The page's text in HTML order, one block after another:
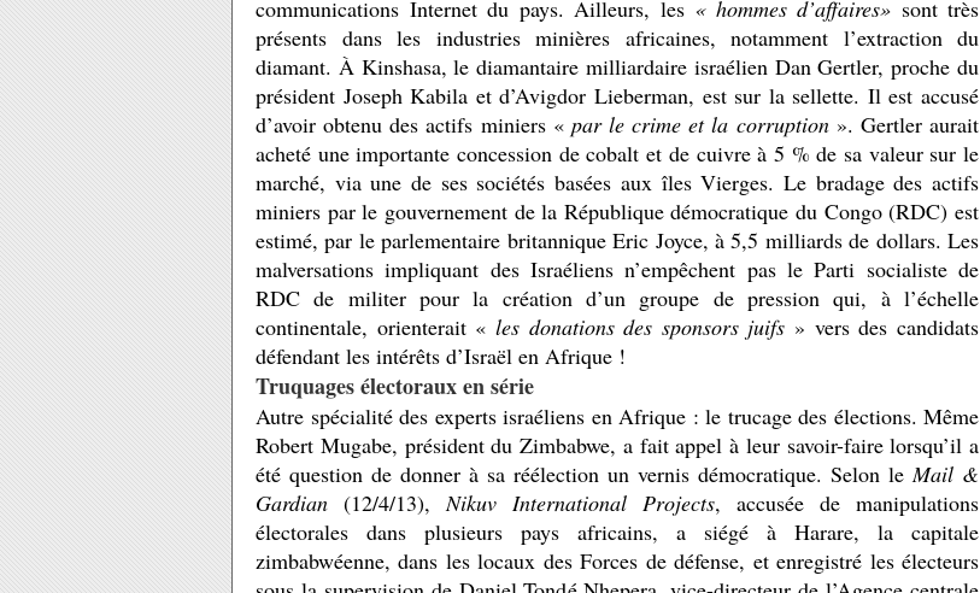
communications Internet du pays. Ailleurs, les « hommes d’affaires» sont très
présents dans les industries minières africaines, notamment l’extraction du
diamant. À Kinshasa, le diamantaire milliardaire israélien Dan Gertler, proche du
président Joseph Kabila et d’Avigdor Lieberman, est sur la sellette. Il est accusé
d’avoir obtenu des actifs miniers « par le crime et la corruption». Gertler aurait
acheté une importante concession de cobalt et de cuivre à 5 % de sa valeur sur le
marché, via une de ses sociétés basées aux îles Vierges. Le bradage des actifs
miniers par le gouvernement de la République démocratique du Congo (RDC) est
estimé, par le parlementaire britannique Eric Joyce, à 5,5 milliards de dollars. Les
malversations impliquant des Israéliens n’empêchent pas le Parti socialiste de
RDC de militer pour la création d’un groupe de pression qui, à l’échelle
continentale, orienterait « les donations des sponsors juifs » vers des candidats
défendant les intérêts d’Israël en Afrique !
Truquages électoraux en série
Autre spécialité des experts israéliens en Afrique : le trucage des élections. Même
Robert Mugabe, président du Zimbabwe, a fait appel à leur savoir-faire lorsqu’il a
été question de donner à sa réélection un vernis démocratique. Selon leMail &
Gardian (12/4/13),Nikuv International Projects, accusée de manipulations
électorales dans plusieurs pays africains, a siégé à Harare, la capitale
zimbabwéenne, dans les locaux des Forces de défense, et enregistré les électeurs